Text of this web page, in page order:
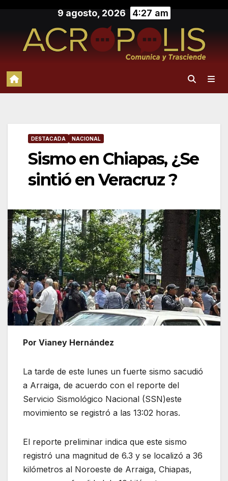
contenido
9 agosto, 2026 4:27 am
DESTACADA NACIONAL
Sismo en Chiapas, ¿Se
sintió en Veracruz ?
Por Vianey Hernández
La tarde de este lunes un fuerte sismo sacudió
a Arraiga, de acuerdo con el reporte del
Servicio Sismológico Nacional (SSN)este
movimiento se registró a las 13:02 horas.
El reporte preliminar indica que este sismo
registró una magnitud de 6.3 y se localizó a 36
kilómetros al Noroeste de Arraiga, Chiapas,